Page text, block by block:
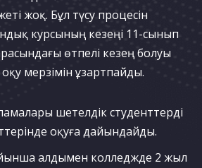
жоқ. Бұл түсу процесін
курсының кезеңі 11-сынып
өтпелі кезең болуы
мерзімін ұзартпайды.
шетелдік студенттерді
оқуға дайындайды.
алдымен колледжде 2 жыл